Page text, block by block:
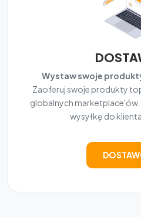
Wystaw swoje
Zaoferuj swoje produkty
globalnych marketplace'ów.
wysyłkę do